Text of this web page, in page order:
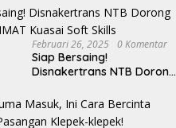
Pulang Kampung
Februari 26, 2025 0 Komentar
Siap Bersaing!
Disnakertrans NTB Dorong
Soft Skills